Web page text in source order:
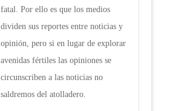
fatal. Por ello es que los medios
dividen sus reportes entre noticias y
opinión, pero si en lugar de explorar
avenidas fértiles las opiniones se
circunscriben a las noticias no
saldremos del atolladero.